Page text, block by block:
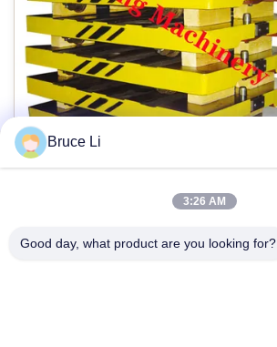
식자재원산지정보:
웨이팡, 중국
중량:
그림을 부합시키기
패키지:
애플리케이션:
조공장 열전달 팔레트
Bruce Li
3:26 AM
Good day, what product are you looking for?